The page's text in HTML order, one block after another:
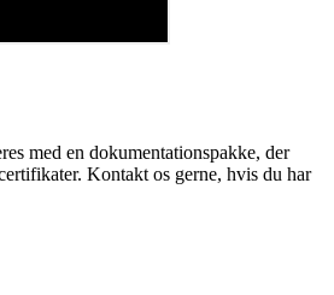
med en dokumentationspakke, der
Kontakt os gerne, hvis du har